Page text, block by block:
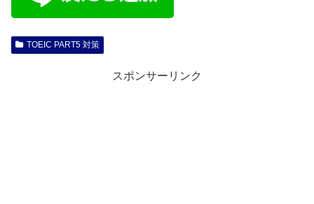
TOEIC PART5 対策
スポンサーリンク